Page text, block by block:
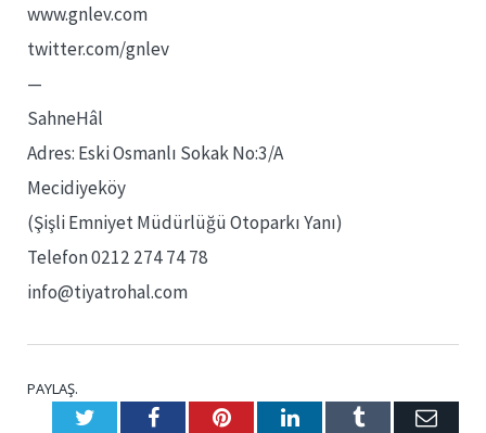
www.gnlev.com
twitter.com/gnlev
—
SahneHâl
Adres: Eski Osmanlı Sokak No:3/A
Mecidiyeköy
(Şişli Emniyet Müdürlüğü Otoparkı Yanı)
Telefon 0212 274 74 78
info@tiyatrohal.com
PAYLAŞ.
TwitterFacebookPinterestLinkedInTumblr E-